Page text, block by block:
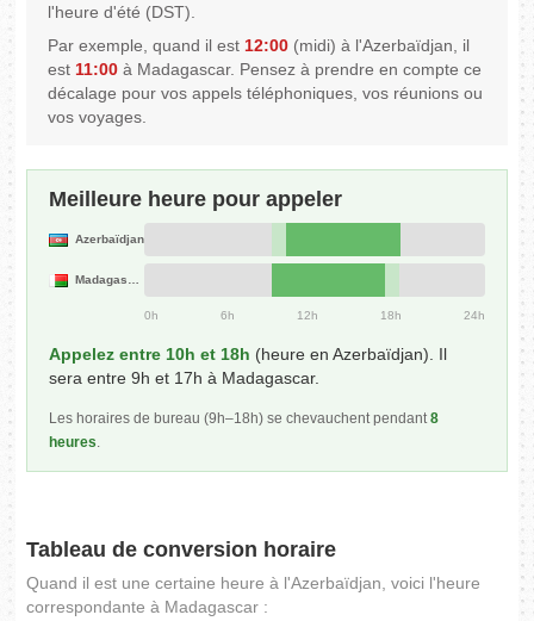
l'heure d'été (DST).
Par exemple, quand il est12:00 (midi) à l'Azerbaïdjan, il
est11:00 à Madagascar. Pensez à prendre en compte ce
décalage pour vos appels téléphoniques, vos réunions ou
vos voyages.
Meilleure heure pour appeler
Azerbaïdjan
Madagascar
0h 6h 12h 18h 24h
Appelez entre 10h et 18h (heure en Azerbaïdjan). Il
sera entre 9h et 17h à Madagascar.
Les horaires de bureau (9h–18h) se chevauchent pendant8
heures.
Tableau de conversion horaire
Quand il est une certaine heure à l'Azerbaïdjan, voici l'heure
correspondante à Madagascar :